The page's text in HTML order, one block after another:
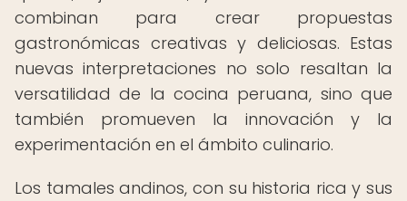
combinan para crear propuestas
gastronómicas creativas y deliciosas. Estas
nuevas interpretaciones no solo resaltan la
versatilidad de la cocina peruana, sino que
también promueven la innovación y la
experimentación en el ámbito culinario.
Los tamales andinos, con su historia rica y sus